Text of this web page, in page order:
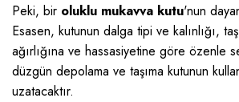
Peki, bir oluklu mukavva kutu'nun
Esasen, kutunun dalga tipi ve kalınlığı,
ağırlığına ve hassasiyetine göre özenle
düzgün depolama ve taşıma kutunun
uzatacaktır.